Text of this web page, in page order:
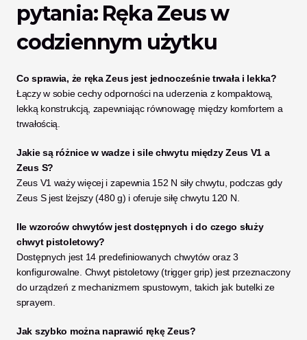
pytania: Ręka Zeus w
codziennym użytku
Co sprawia, że ręka Zeus jest jednocześnie trwała i lekka?
Łączy w sobie cechy odporności na uderzenia z kompaktową,
lekką konstrukcją, zapewniając równowagę między komfortem a
trwałością.
Jakie są różnice w wadze i sile chwytu między Zeus V1 a
Zeus S?
Zeus V1 waży więcej i zapewnia 152 N siły chwytu, podczas gdy
Zeus S jest lżejszy (480 g) i oferuje siłę chwytu 120 N.
Ile wzorców chwytów jest dostępnych i do czego służy
chwyt pistoletowy?
Dostępnych jest 14 predefiniowanych chwytów oraz 3
konfigurowalne. Chwyt pistoletowy (trigger grip) jest przeznaczony
do urządzeń z mechanizmem spustowym, takich jak butelki ze
sprayem.
Jak szybko można naprawić rękę Zeus?